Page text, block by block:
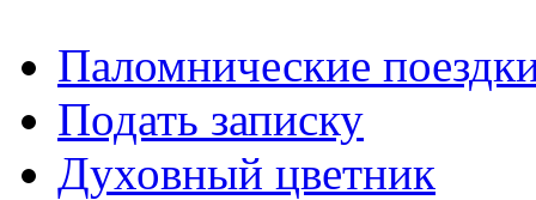
Паломнические
Подать записку
Духовный цветник